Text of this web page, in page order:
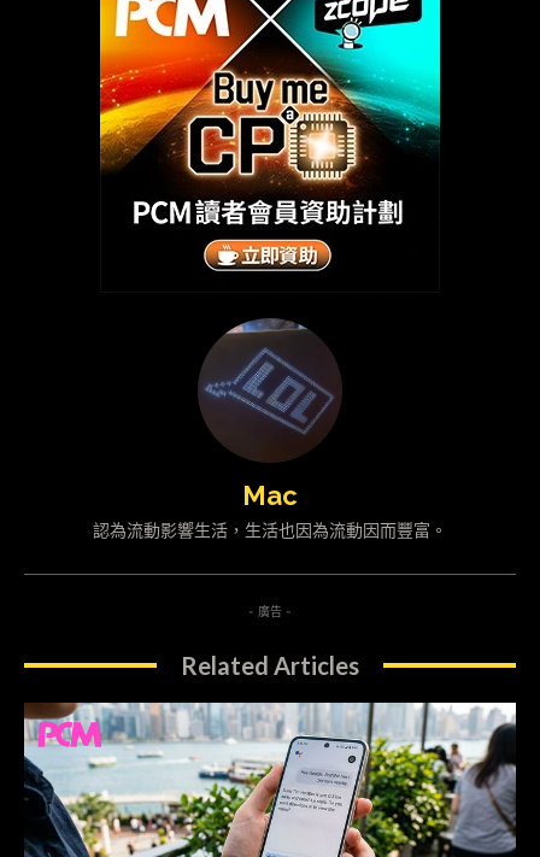
Mac
認為流動影響生活，生活也因為流動因而豐富。
- 廣告 -
Related Articles